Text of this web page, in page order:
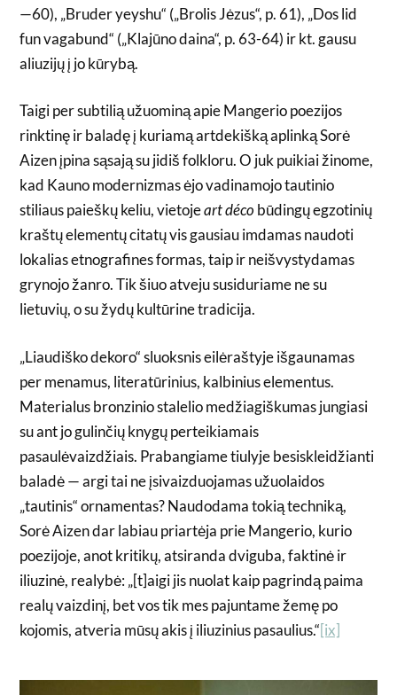
—60), „Bruder yeyshu“ („Brolis Jėzus“, p. 61), „Dos lid
fun vagabund“ („Klajūno daina“, p. 63-64) ir kt. gausu
aliuzijų į jo kūrybą.
Taigi per subtilią užuominą apie Mangerio poezijos
rinktinę ir baladę į kuriamą artdekišką aplinką Sorė
Aizen įpina sąsają su jidiš folkloru. O juk puikiai žinome,
kad Kauno modernizmas ėjo vadinamojo tautinio
stiliaus paieškų keliu, vietojeart déco būdingų egzotinių
kraštų elementų citatų vis gausiau imdamas naudoti
lokalias etnografines formas, taip ir neišvystydamas
grynojo žanro. Tik šiuo atveju susiduriame ne su
lietuvių, o su žydų kultūrine tradicija.
„Liaudiško dekoro“ sluoksnis eilėraštyje išgaunamas
per menamus, literatūrinius, kalbinius elementus.
Materialus bronzinio stalelio medžiagiškumas jungiasi
su ant jo gulinčių knygų perteikiamais
pasaulėvaizdžiais. Prabangiame tiulyje besiskleidžianti
baladė — argi tai ne įsivaizduojamas užuolaidos
„tautinis“ ornamentas? Naudodama tokią techniką,
Sorė Aizen dar labiau priartėja prie Mangerio, kurio
poezijoje, anot kritikų, atsiranda dviguba, faktinė ir
iliuzinė, realybė: „[t]aigi jis nuolat kaip pagrindą paima
realų vaizdinį, bet vos tik mes pajuntame žemę po
kojomis, atveria mūsų akis į iliuzinius pasaulius.“[ix]